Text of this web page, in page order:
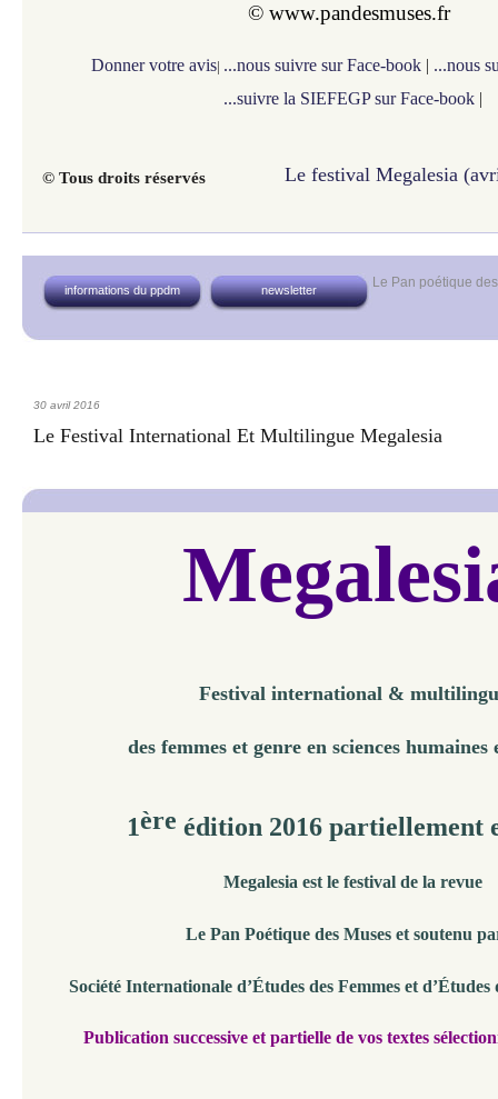
© www.pandesmuses.fr
Donner votre avis| ...nous suivre sur Face-book | ...nous
...suivre la SIEFEGP sur Face-book |
© Tous droits réservés Le festival Megalesia
Le Pan poétique
informations du ppdm newsletter
30 avril 2016
Le Festival International Et Multilingue Megalesia
Festival international &
des femmes et genre en sciences humaines
1ère édition 2016 partiellement
Megalesia est le festival de la revue
Le Pan Poétique des Muses et soutenu
Société Internationale d’Études des Femmes et d’Études
Publication successive et partielle de vos textes